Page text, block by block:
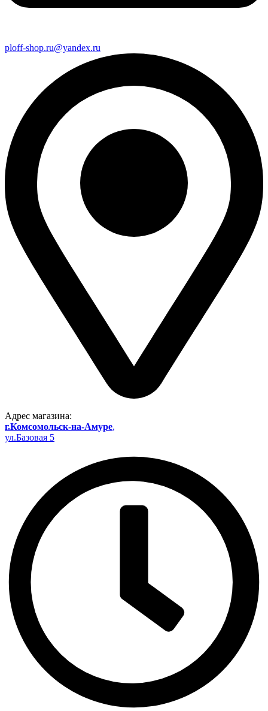
ploff-shop.ru@yandex.ru
Адрес магазина:
г.Комсомольск-на-Амуре,
ул.Базовая 5